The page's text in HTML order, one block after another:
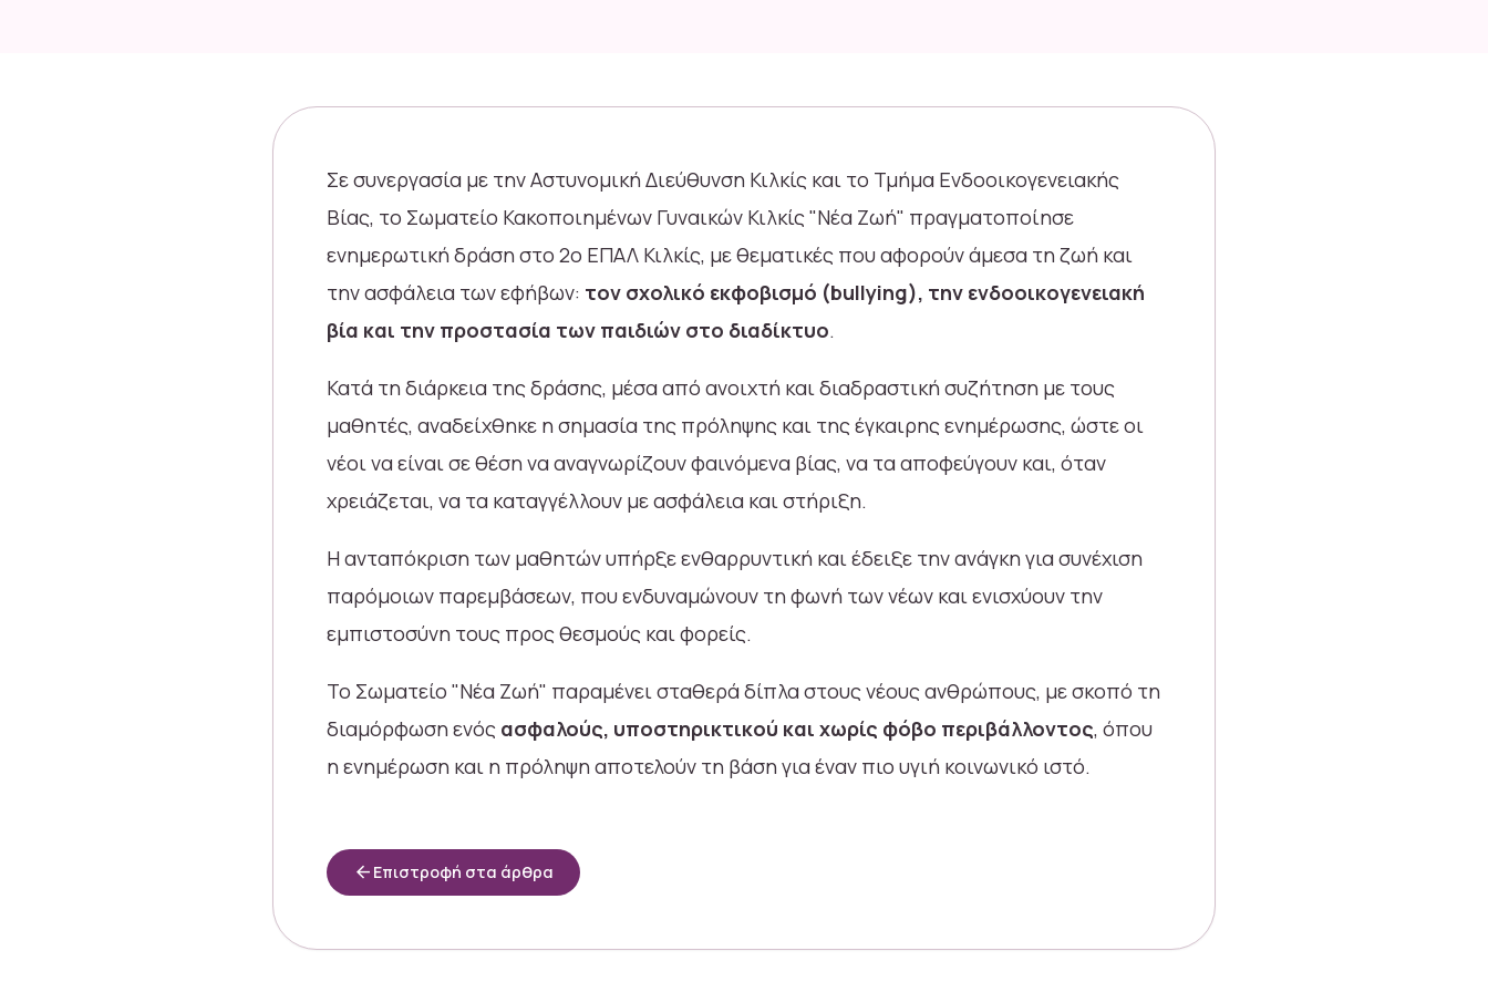
Σε συνεργασία με την Αστυνομική Διεύθυνση Κιλκίς και το Τμήμα Ενδοοικογενειακής
Βίας, το Σωματείο Κακοποιημένων Γυναικών Κιλκίς "Νέα Ζωή" πραγματοποίησε
ενημερωτική δράση στο 2ο ΕΠΑΛ Κιλκίς, με θεματικές που αφορούν άμεσα τη ζωή και
την ασφάλεια των εφήβων: τον σχολικό εκφοβισμό (bullying), την ενδοοικογενειακή
βία και την προστασία των παιδιών στο διαδίκτυο.
Κατά τη διάρκεια της δράσης, μέσα από ανοιχτή και διαδραστική συζήτηση με τους
μαθητές, αναδείχθηκε η σημασία της πρόληψης και της έγκαιρης ενημέρωσης, ώστε οι
νέοι να είναι σε θέση να αναγνωρίζουν φαινόμενα βίας, να τα αποφεύγουν και, όταν
χρειάζεται, να τα καταγγέλλουν με ασφάλεια και στήριξη.
Η ανταπόκριση των μαθητών υπήρξε ενθαρρυντική και έδειξε την ανάγκη για συνέχιση
παρόμοιων παρεμβάσεων, που ενδυναμώνουν τη φωνή των νέων και ενισχύουν την
εμπιστοσύνη τους προς θεσμούς και φορείς.
Το Σωματείο "Νέα Ζωή" παραμένει σταθερά δίπλα στους νέους ανθρώπους, με σκοπό τη
διαμόρφωση ενός ασφαλούς, υποστηρικτικού και χωρίς φόβο περιβάλλοντος, όπου
η ενημέρωση και η πρόληψη αποτελούν τη βάση για έναν πιο υγιή κοινωνικό ιστό.
arrow_back Επιστροφή στα άρθρα